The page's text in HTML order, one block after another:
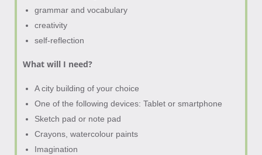
grammar and vocabulary
creativity
self-reflection
What will I need?
A city building of your choice
One of the following devices: Tablet or smartphone
Sketch pad or note pad
Crayons, watercolour paints
Imagination